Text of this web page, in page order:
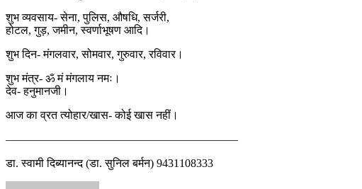
शुभ व्यवसाय- सेना, पुलिस, औषधि, सर्जरी,
होटल, गुड़, जमीन, स्वर्णाभूषण आदि।
शुभ दिन- मंगलवार, सोमवार, गुरुवार, रविवार।
शुभ मंत्र- ॐ मं मंगलाय नमः।
देव- हनुमानजी।
आज का व्रत त्योहार/खास- कोई खास नहीं।
————————————————————–
डा. स्वामी दिब्यानन्द (डा. सुनिल बर्मन) 9431108333